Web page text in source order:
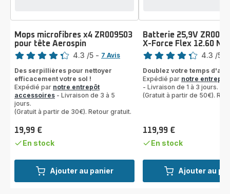
Ajouter au panier
Mops microfibres x4 ZR009503
pour tête Aerospin
Note
4.3 /5 - 7 Avis
Des serpillières pour nettoyer
efficacement votre sol !
Expédié par notre entrepôt
accessoires - Livraison de 3 à 5
jours.
(Gratuit à partir de 30€). Retour gratuit.
Prix
19,99 €
En stock
Ajouter au
Batterie 25,9V
X-Force Flex 12.60
Note
4.3 /5
Doublez votre temps
Expédié par notre entrepôt
- Livraison de 1 à 3 jours.
(Gratuit à partir de 50€).
Prix
119,99 €
En stock